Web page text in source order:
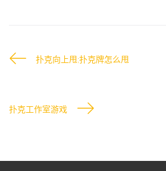
扑克向上甩;扑克牌怎么甩
扑克工作室游戏